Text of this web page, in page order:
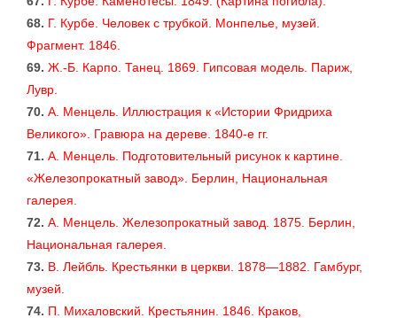
68. Г. Курбе. Человек с трубкой. Монпелье, музей.
Фрагмент. 1846.
69. Ж.-Б. Карпо. Танец. 1869. Гипсовая модель. Париж,
Лувр.
70. А. Менцель. Иллюстрация к «Истории Фридриха
Великого». Гравюра на дереве. 1840-е гг.
71. А. Менцель. Подготовительный рисунок к картине.
«Железопрокатный завод». Берлин, Национальная
галерея.
72. А. Менцель. Железопрокатный завод. 1875. Берлин,
Национальная галерея.
73. В. Лейбль. Крестьянки в церкви. 1878—1882. Гамбург,
музей.
74. П. Михаловский. Крестьянин. 1846. Краков,